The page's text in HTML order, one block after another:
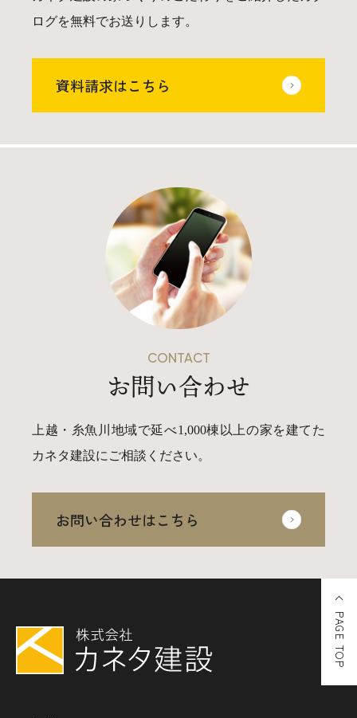
ログを無料でお送りします。
資料請求はこちら
CONTACT
お問い合わせ
上越・糸魚川地域で延べ1,000棟以上の家を建てた
カネタ建設にご相談ください。
お問い合わせはこちら
PAGE TOP